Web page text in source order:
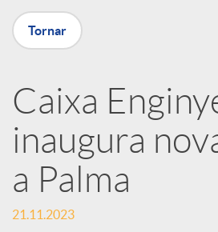
p
a
r
t
Tornar
Caixa
inaugura
a Palma
21.11.2023